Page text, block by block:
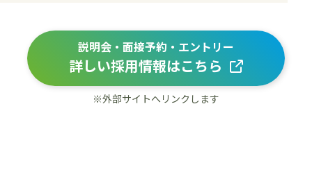
説明会・面接予約・エントリー
詳しい採用情報はこちら
※外部サイトへリンクします